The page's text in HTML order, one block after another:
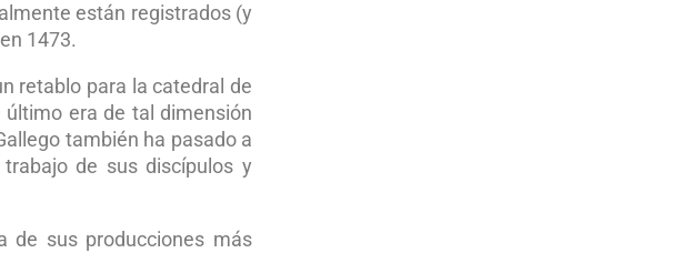
están registrados (y
1473.
retablo para la catedral de
era de tal dimensión
también ha pasado a
de sus discípulos y
de sus producciones más